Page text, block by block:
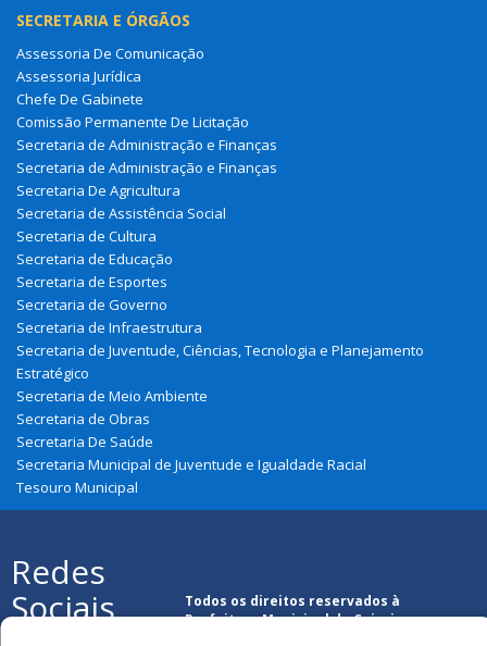
SECRETARIA E ÓRGÃOS
Assessoria De Comunicação
Assessoria Jurídica
Chefe De Gabinete
Comissão Permanente De Licitação
Secretaria de Administração e Finanças
Secretaria de Administração e Finanças
Secretaria De Agricultura
Secretaria de Assistência Social
Secretaria de Cultura
Secretaria de Educação
Secretaria de Esportes
Secretaria de Governo
Secretaria de Infraestrutura
Secretaria de Juventude, Ciências, Tecnologia e Planejamento
Estratégico
Secretaria de Meio Ambiente
Secretaria de Obras
Secretaria De Saúde
Secretaria Municipal de Juventude e Igualdade Racial
Tesouro Municipal
Redes
Sociais
Todos os direitos reservados à
Prefeitura Municipal de Cajari